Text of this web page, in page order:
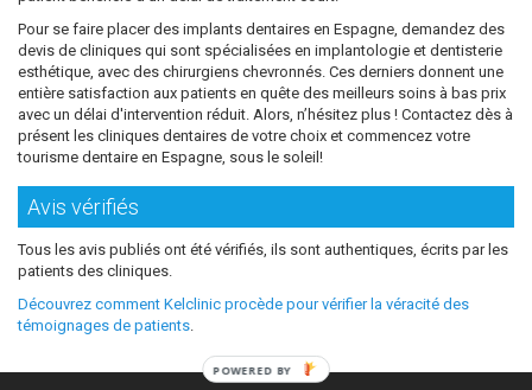
Pour se faire placer des implants dentaires en Espagne, demandez des
devis de cliniques qui sont spécialisées en implantologie et dentisterie
esthétique, avec des chirurgiens chevronnés. Ces derniers donnent une
entière satisfaction aux patients en quête des meilleurs soins à bas prix
avec un délai d'intervention réduit. Alors, n’hésitez plus ! Contactez dès à
présent les cliniques dentaires de votre choix et commencez votre
tourisme dentaire en Espagne, sous le soleil!
Avis vérifiés
Tous les avis publiés ont été vérifiés, ils sont authentiques, écrits par les
patients des cliniques.
Découvrez comment Kelclinic procède pour vérifier la véracité des
témoignages de patients.
POWERED BY